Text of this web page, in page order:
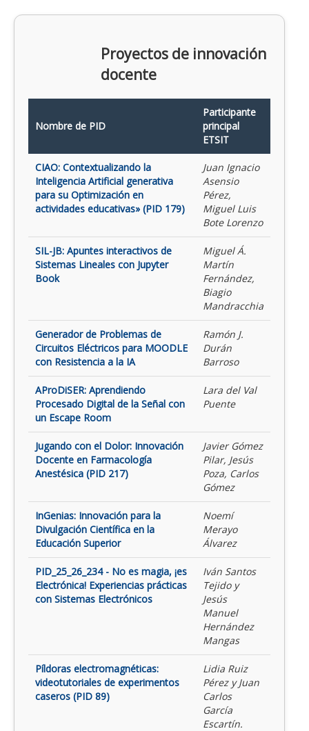
Proyectos de innovación
docente
Nombre de PID
Participante
principal
ETSIT
CIAO: Contextualizando la
Inteligencia Artificial generativa
para su Optimización en
actividades educativas» (PID 179)
Juan Ignacio
Asensio
Pérez,
Miguel Luis
Bote Lorenzo
SIL-JB: Apuntes interactivos de
Sistemas Lineales con Jupyter
Book
Miguel Á.
Martín
Fernández,
Biagio
Mandracchia
Generador de Problemas de
Circuitos Eléctricos para MOODLE
con Resistencia a la IA
Ramón J.
Durán
Barroso
AProDiSER: Aprendiendo
Procesado Digital de la Señal con
un Escape Room
Lara del Val
Puente
Jugando con el Dolor: Innovación
Docente en Farmacología
Anestésica (PID 217)
Javier Gómez
Pilar, Jesús
Poza, Carlos
Gómez
InGenias: Innovación para la
Divulgación Científica en la
Educación Superior
Noemí
Merayo
Álvarez
PID_25_26_234 - No es magia, ¡es
Electrónica! Experiencias prácticas
con Sistemas Electrónicos
Iván Santos
Tejido y
Jesús
Manuel
Hernández
Mangas
Píldoras electromagnéticas:
videotutoriales de experimentos
caseros (PID 89)
Lidia Ruiz
Pérez y Juan
Carlos
García
Escartín.